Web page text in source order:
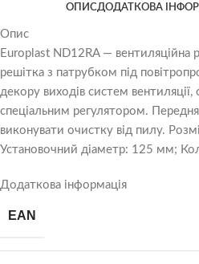
ОПИСДОДАТКОВА
Опис
Europlast ND12RA — вентиляційна
решітка з патрубком під
декору виходів систем
спеціальним регулятором.
виконувати очистку від пилу.
Установочний діаметр: 125 мм;
Додаткова інформація
EAN